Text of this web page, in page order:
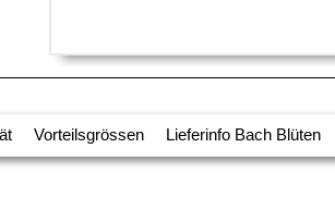
Vorteilsgrössen Lieferinfo Bach Blüten